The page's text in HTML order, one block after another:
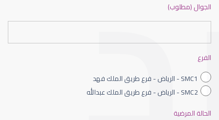
الجوال (مطلوب)
الفرع
SMC1 - الرياض - فرع طريق الملك فهد
SMC2 - الرياض - فرع طريق الملك عبدالله
الحالة المرضية